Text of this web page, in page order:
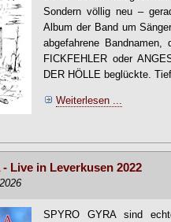
Sondern völlig neu –
Album der Band um
abgefahrene
FICKFEHLER oder
DER HÖLLE beglückte.
Weiterlesen ...
Live in Leverkusen 2022
SPYRO GYRA sind